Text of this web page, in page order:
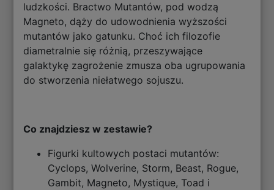
ludzkości. Bractwo Mutantów, pod wodzą
Magneto, dąży do udowodnienia wyższości
mutantów jako gatunku. Choć ich filozofie
diametralnie się różnią, przeszywające
galaktykę zagrożenie zmusza oba ugrupowania
do stworzenia niełatwego sojuszu.
Co znajdziesz w zestawie?
Figurki kultowych postaci mutantów:
Cyclops, Wolverine, Storm, Beast, Rogue,
Gambit, Magneto, Mystique, Toad i